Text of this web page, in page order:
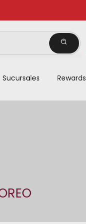
Sucursales Rewards